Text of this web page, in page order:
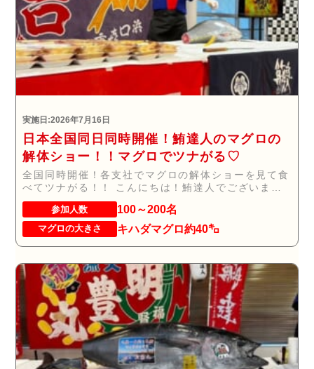
実施日:2026年7月16日
日本全国同日同時開催！鮪達人のマグロの
解体ショー！！マグロでツナがる♡
全国同時開催！各支社でマグロの解体ショーを見て食
べてツナがる！！ こんにちは！鮪達人でございま
す。...
参加人数 100～200名
マグロの大きさ キハダマグロ約40㌔